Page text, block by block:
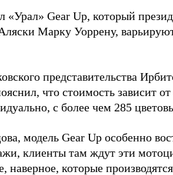
«Урал» Gear Up, который
Марку Уоррену,
представительства
что стоимость зависит
с более чем 285
модель Gear Up особенно
клиенты там ждут эти
наверное, которые